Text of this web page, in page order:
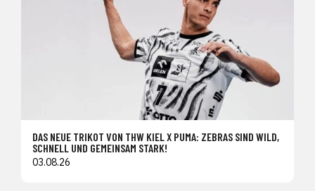
DAS NEUE TRIKOT VON THW KIEL X PUMA: ZEBRAS SIND WILD,
SCHNELL UND GEMEINSAM STARK!
03.08.26